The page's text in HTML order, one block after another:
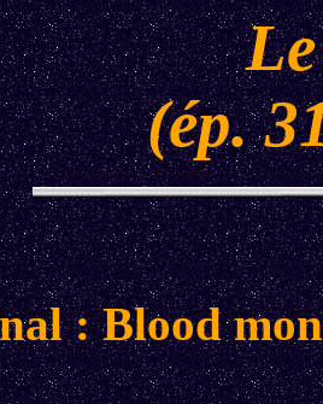
(ép.
: Blood